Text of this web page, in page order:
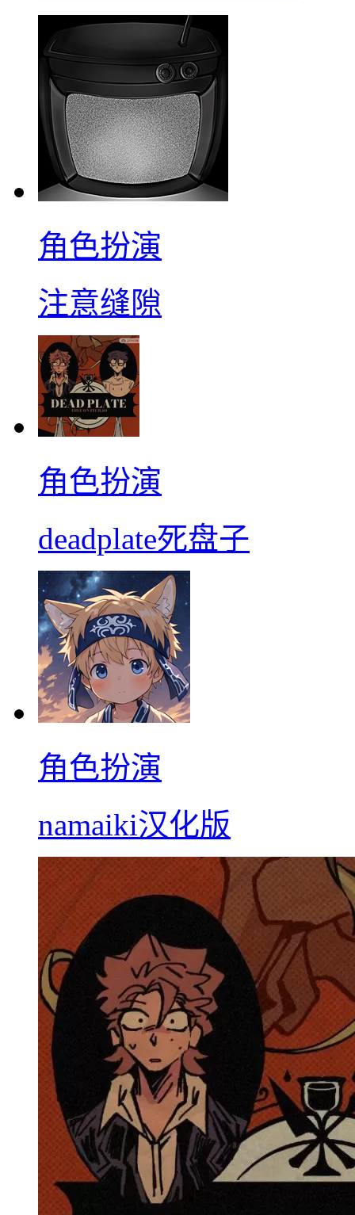
角色扮演
注意缝隙
角色扮演
deadplate死盘子
角色扮演
namaiki汉化版